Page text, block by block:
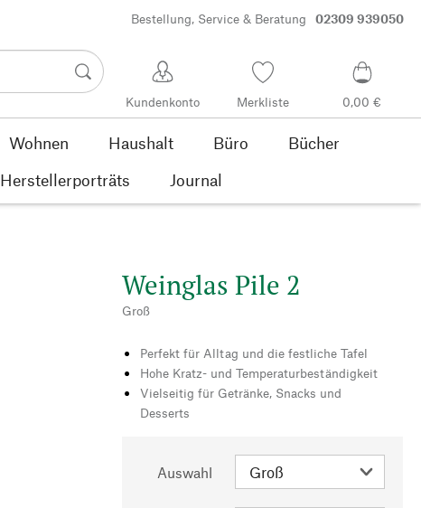
Bestellung, Service & Beratung 02309 939050
Kundenkonto Merkliste 0,00 €
Wohnen Haushalt Büro
Bücher
Herstellerporträts Journal
Weinglas Pile 2
Groß
Perfekt für Alltag und die festliche Tafel
Hohe Kratz- und Temperaturbeständigkeit
Vielseitig für Getränke, Snacks und
Desserts
Auswahl